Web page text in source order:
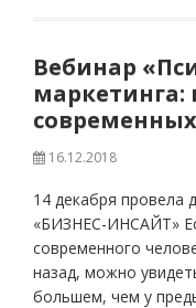
Вебинар
маркетинга:
16.12.2018
14 декабря провела
«БИЗНЕС-ИНСАЙТ»
современного
назад, можно
большем, чем у